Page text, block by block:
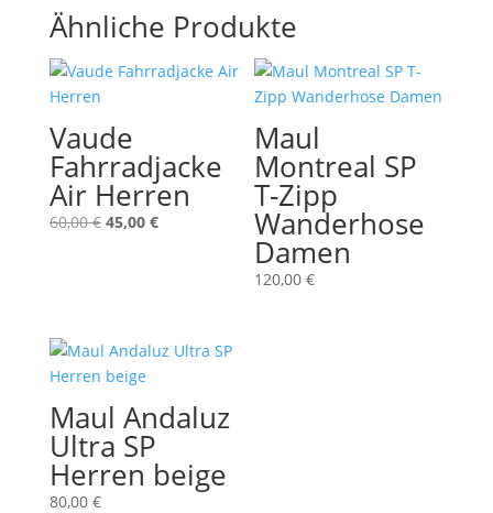
Ähnliche Produkte
Vaude
Fahrradjacke
Air Herren
60,00€ Ursprünglicher
45,00 €Aktueller
Maul
Montreal SP
T-Zipp
Wanderhose
Damen
120,00€
Maul Andaluz
Ultra SP
Herren beige
80,00 €